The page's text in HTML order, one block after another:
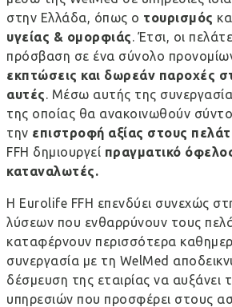
στην Ελλάδα, όπως ο τουρισμός
υγείας & ομορφιάς. Έτσι, οι
πρόσβαση σε ένα σύνολο
εκπτώσεις και δωρεάν παροχές
αυτές. Μέσω αυτής της
της οποίας θα ανακοινωθούν
την επιστροφή αξίας στους
FFH δημιουργεί πραγματικό
καταναλωτές.
Η Eurolife FFH επενδύει συνεχώς
λύσεων που ενθαρρύνουν τους
καταφέρνουν περισσότερα
συνεργασία με τη WelMed
δέσμευση της εταιρίας να αυξάνει
υπηρεσιών που προσφέρει στους